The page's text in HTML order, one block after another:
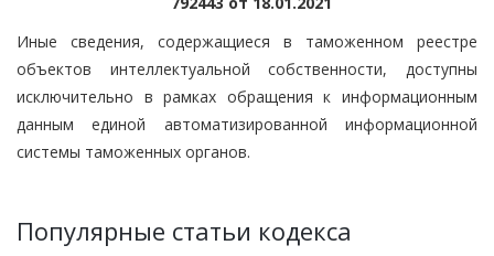
Иные сведения, содержащиеся в таможенном реестре
объектов интеллектуальной собственности, доступны
исключительно в рамках обращения к информационным
данным единой автоматизированной информационной
системы таможенных органов.
Популярные статьи кодекса